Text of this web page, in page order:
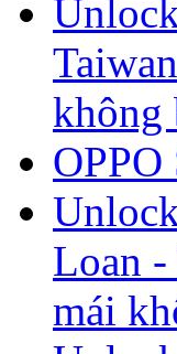
không
Loan
mái